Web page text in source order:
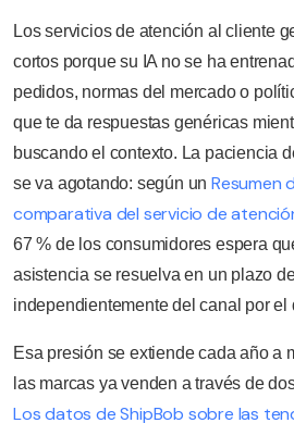
Los servicios de atención al cliente
cortos porque su IA no se ha
pedidos, normas del mercado o
que te da respuestas genéricas
buscando el contexto. La paciencia
se va agotando: según unResumen
comparativa del servicio de
67 % de los consumidores espera
asistencia se resuelva en un plazo
independientemente del canal por el
Esa presión se extiende cada año a
las marcas ya venden a través de
Los datos de ShipBob sobre las